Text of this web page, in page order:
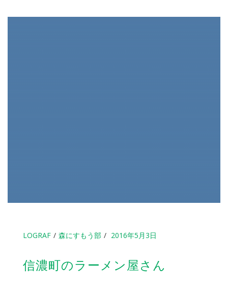
LOGRAF 森にすもう部 2016年5月3日
信濃町のラーメン屋さん